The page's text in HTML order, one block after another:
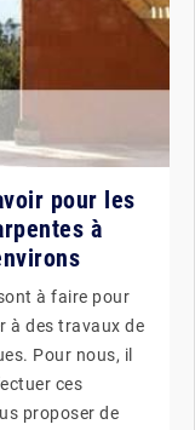
pour les
à
à faire pour
à des travaux de
Pour nous, il
ces
proposer de